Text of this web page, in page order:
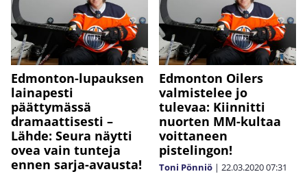
Edmonton-lupauksen
lainapesti
päättymässä
dramaattisesti –
Lähde: Seura näytti
ovea vain tunteja
ennen sarja-avausta!
Edmonton Oilers
valmistelee jo
tulevaa: Kiinnitti
nuorten MM-kultaa
voittaneen
pistelingon!
Toni Pönniö | 22.03.202007:31